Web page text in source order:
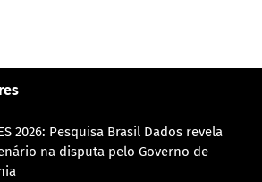
2026: Pesquisa Brasil Dados revela
na disputa pelo Governo de